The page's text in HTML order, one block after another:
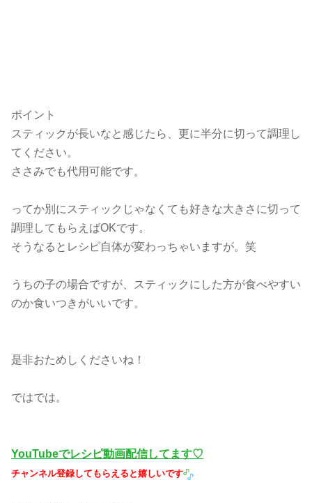
ポイント
スティックが長いなと感じたら、更に半分に切って調理し
てください。
ささみでも代用可能です。
ってか別にスティックじゃなくても好きな大きさに切って
調理してもらえばOKです。
そうなるとレシピ自体が変わっちゃいますが。笑
うちの子の場合ですが、スティックにした方が食べやすい
のか食いつきがいいです。
是非おためしくださいね！
ではでは。
YouTubeでレシピ動画配信してます♡
チャンネル登録してもらえると嬉しいです